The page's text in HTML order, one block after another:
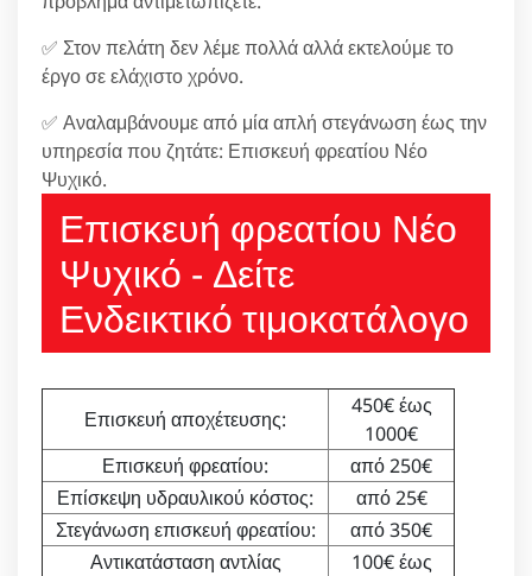
✅ Στον πελάτη δεν λέμε πολλά αλλά εκτελούμε το
έργο σε ελάχιστο χρόνο.
✅ Αναλαμβάνουμε από μία απλή στεγάνωση έως την
υπηρεσία που ζητάτε: Επισκευή φρεατίου Νέο
Ψυχικό.
Επισκευή φρεατίου Νέο
Ψυχικό - Δείτε
Ενδεικτικό τιμοκατάλογο
Επισκευή αποχέτευσης:
450€ έως
1000€
Επισκευή φρεατίου:
από 250€
Επίσκεψη υδραυλικού κόστος:
από 25€
Στεγάνωση επισκευή φρεατίου:
από 350€
Αντικατάσταση αντλίας
100€ έως